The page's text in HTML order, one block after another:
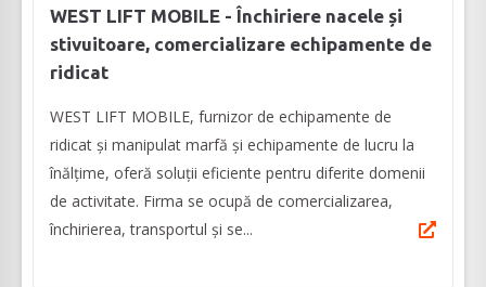
WEST LIFT MOBILE - Închiriere nacele și
stivuitoare, comercializare echipamente de
ridicat
WEST LIFT MOBILE, furnizor de echipamente de
ridicat și manipulat marfă și echipamente de lucru la
înălțime, oferă soluții eficiente pentru diferite domenii
de activitate. Firma se ocupă de comercializarea,
închirierea, transportul și se...